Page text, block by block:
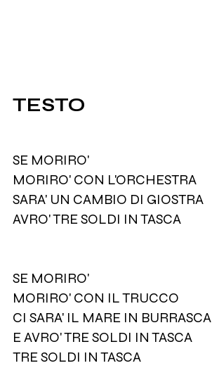
TESTO
SE MORIRO'
MORIRO' CON L'ORCHESTRA
SARA' UN CAMBIO DI GIOSTRA
AVRO' TRE SOLDI IN TASCA
SE MORIRO'
MORIRO' CON IL TRUCCO
CI SARA' IL MARE IN BURRASCA
E AVRO' TRE SOLDI IN TASCA
TRE SOLDI IN TASCA